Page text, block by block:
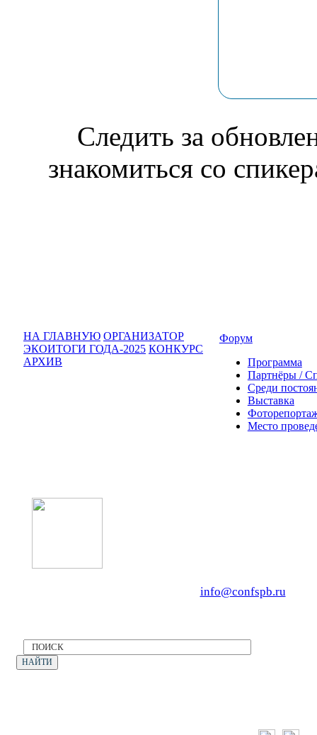
Следить за
знакомиться со
НА ГЛАВНУЮ ОРГАНИЗАТОР
ЭКОИТОГИ ГОДА-2025 КОНКУРС
АРХИВ
Форум
Программа
Партнёры /
Среди
Выставка
Место
info@confspb.ru